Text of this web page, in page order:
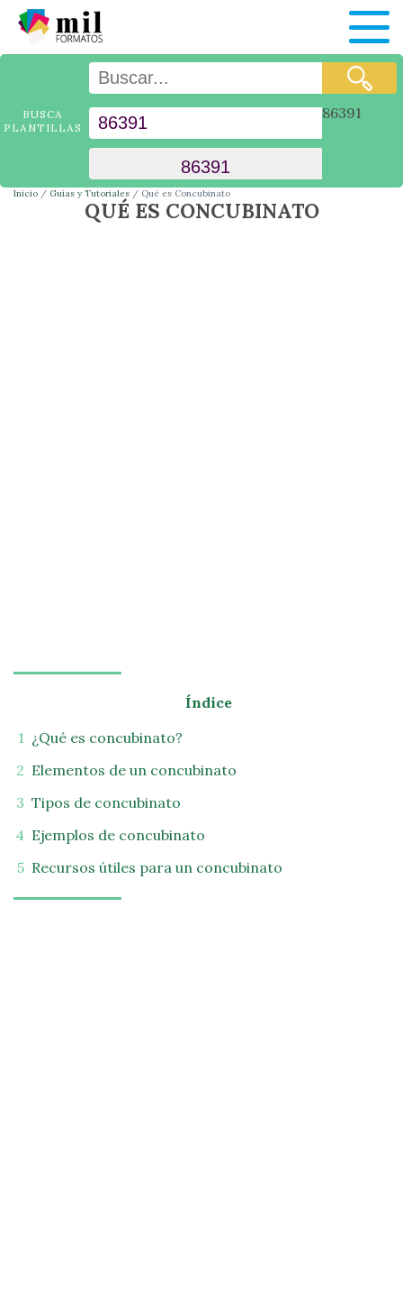
BUSCA
PLANTILLAS
86391
Inicio Guías y Tutoriales Qué es Concubinato
QUÉ ES CONCUBINATO
Índice
¿Qué es concubinato?
Elementos de un concubinato
Tipos de concubinato
Ejemplos de concubinato
Recursos útiles para un concubinato